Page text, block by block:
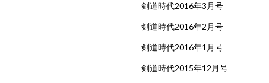
剣道時代2016年3月号
剣道時代2016年2月号
剣道時代2016年1月号
剣道時代2015年12月号